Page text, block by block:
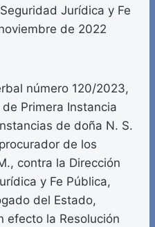
Jurídica y Fe
de 2022
número 120/2023,
Primera Instancia
de doña N. S.
de los
contra la Dirección
y Fe Pública,
del Estado,
efecto la Resolución